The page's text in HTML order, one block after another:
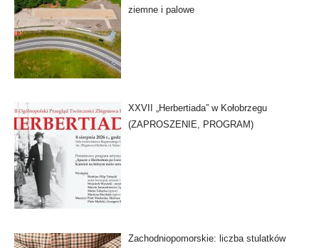
ziemne i palowe
XXVII „Herbertiada” w Kołobrzegu
(ZAPROSZENIE, PROGRAM)
Zachodniopomorskie: liczba stulatków